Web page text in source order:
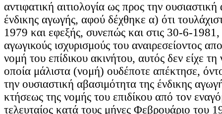
αντιφατική αιτιολογία ως προς την
ένδικης αγωγής, αφού δέχθηκε α) ότι
1979 και εφεξής, συνεπώς και στις 30-6-
αγωγικούς ισχυρισμούς του αναιρεσείοντος
νομή του επίδικου ακινήτου, αυτός δεν είχε
οποία μάλιστα (νομή) ουδέποτε απέκτησε,
την ουσιαστική αβασιμότητα της ένδικης
κτήσεως της νομής του επιδίκου από τον
τελευταίος κατά τους μήνες Φεβρουάριο του